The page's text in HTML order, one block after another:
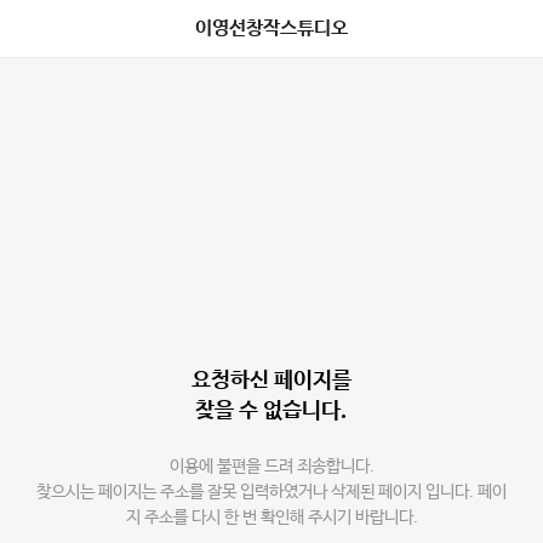
이영선창작스튜디오
요청하신 페이지를
찾을 수 없습니다.
이용에 불편을 드려 죄송합니다.
찾으시는 페이지는 주소를 잘못 입력하였거나 삭제된 페이지 입니다. 페이
지 주소를 다시 한 번 확인해 주시기 바랍니다.